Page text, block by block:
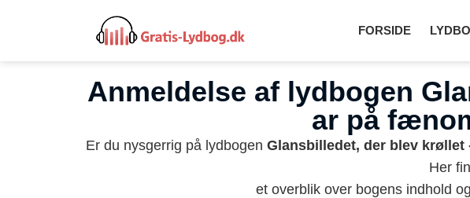
FORSIDE
Anmeldelse af lydbogen
ar på
Er du nysgerrig på lydbogen Glansbilledet, der blev krøllet
Her
et overblik over bogens indhold